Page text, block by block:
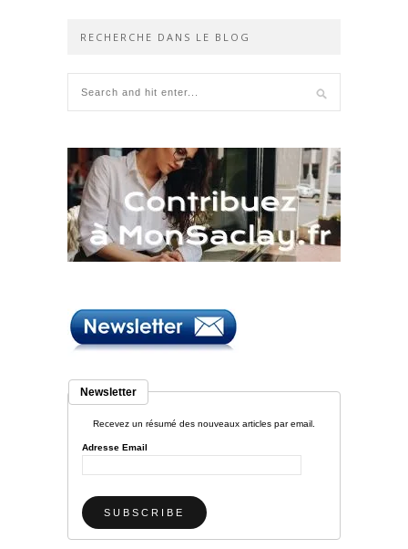
RECHERCHE DANS LE BLOG
Newsletter
Recevez un résumé des nouveaux articles par email.
Adresse Email